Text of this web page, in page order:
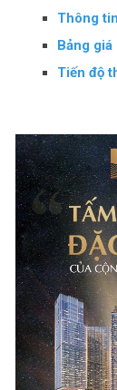
Thông
Bảng
Tiến độ